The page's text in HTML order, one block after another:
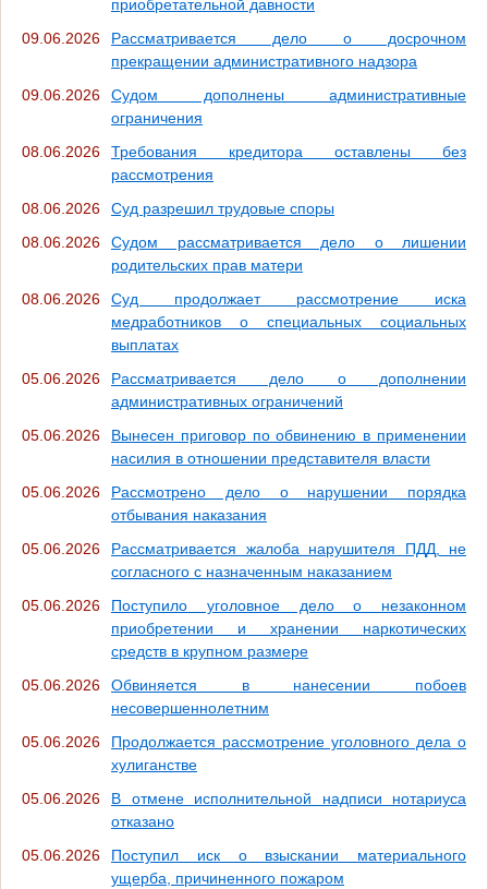
приобретательной давности
09.06.2026
Рассматривается дело о досрочном
прекращении административного надзора
09.06.2026
Судом дополнены административные
ограничения
08.06.2026
Требования кредитора оставлены без
рассмотрения
08.06.2026
Суд разрешил трудовые споры
08.06.2026
Судом рассматривается дело о лишении
родительских прав матери
08.06.2026
Суд продолжает рассмотрение иска
медработников о специальных социальных
выплатах
05.06.2026
Рассматривается дело о дополнении
административных ограничений
05.06.2026
Вынесен приговор по обвинению в применении
насилия в отношении представителя власти
05.06.2026
Рассмотрено дело о нарушении порядка
отбывания наказания
05.06.2026
Рассматривается жалоба нарушителя ПДД, не
согласного с назначенным наказанием
05.06.2026
Поступило уголовное дело о незаконном
приобретении и хранении наркотических
средств в крупном размере
05.06.2026
Обвиняется в нанесении побоев
несовершеннолетним
05.06.2026
Продолжается рассмотрение уголовного дела о
хулиганстве
05.06.2026
В отмене исполнительной надписи нотариуса
отказано
05.06.2026
Поступил иск о взыскании материального
ущерба, причиненного пожаром